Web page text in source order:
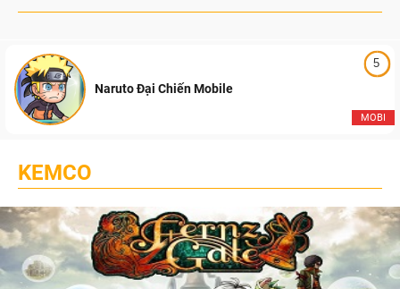
5
MOBI
Naruto Đại Chiến Mobile
KEMCO